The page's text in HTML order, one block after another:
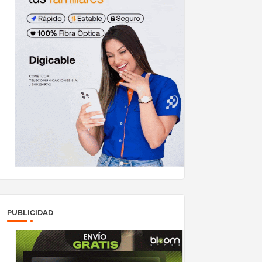
PUBLICIDAD